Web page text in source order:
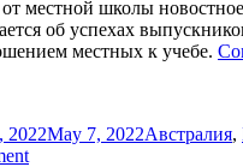
местной школы
об успехах
местных к учебе.
2022May 7, 2022Австралия,
on